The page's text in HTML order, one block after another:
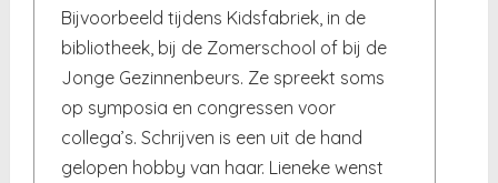
Bijvoorbeeld tijdens Kidsfabriek, in de
bibliotheek, bij de Zomerschool of bij de
Jonge Gezinnenbeurs. Ze spreekt soms
op symposia en congressen voor
collega’s. Schrijven is een uit de hand
gelopen hobby van haar. Lieneke wenst